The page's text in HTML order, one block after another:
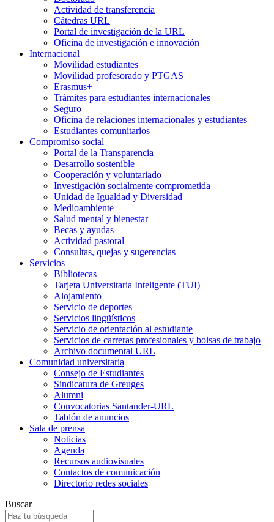
Actividad de transferencia
Cátedras URL
Portal de investigación de la URL
Oficina de investigación e innovación
Internacional
Movilidad estudiantes
Movilidad profesorado y PTGAS
Erasmus+
Trámites para estudiantes internacionales
Seguro
Oficina de relaciones internacionales y estudiantes
Estudiantes comunitarios
Compromiso social
Portal de la Transparencia
Desarrollo sostenible
Cooperación y voluntariado
Investigación socialmente comprometida
Unidad de Igualdad y Diversidad
Medioambiente
Salud mental y bienestar
Becas y ayudas
Actividad pastoral
Consultas, quejas y sugerencias
Servicios
Bibliotecas
Tarjeta Universitaria Inteligente (TUI)
Alojamiento
Servicio de deportes
Servicios lingüísticos
Servicio de orientación al estudiante
Servicios de carreras profesionales y bolsas de trabajo
Archivo documental URL
Comunidad universitaria
Consejo de Estudiantes
Sindicatura de Greuges
Alumni
Convocatorias Santander-URL
Tablón de anuncios
Sala de prensa
Noticias
Agenda
Recursos audiovisuales
Contactos de comunicación
Directorio redes sociales
Buscar